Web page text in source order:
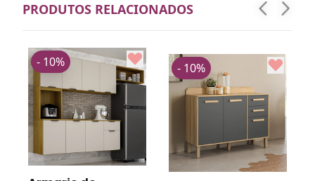
PRODUTOS RELACIONADOS
- 10% - 10%